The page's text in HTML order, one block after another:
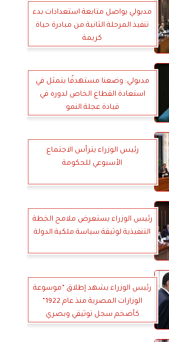
مدبولي يواصل متابعة استعدادات بدء
تنفيذ المرحلة الثانية من مبادرة حياة
كريمة
مدبولي: وضعنا مستهدفًا يتمثل في
استعادة القطاع الخاص لدوره في
قيادة عجلة النمو
رئيس الوزراء يترأس الاجتماع
الأسبوعي للحكومة
رئيس الوزراء يستعرض ملامح الخطة
التنفيذية لوثيقة سياسة ملكية الدولة
رئيس الوزراء يشهد إطلاق ”موسوعة
الوزارات المصرية منذ عام 1922”
كأضخم سجل توثيقي وبصري